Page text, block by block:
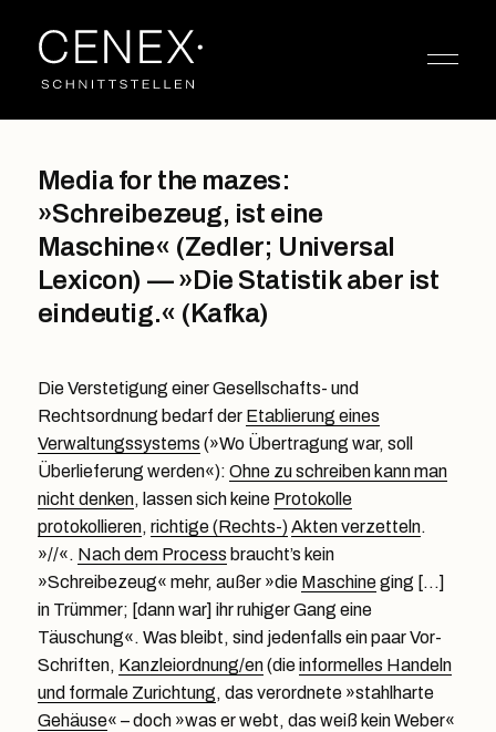
Media for the mazes:
»Schreibezeug, ist eine
Maschine« (Zedler; Universal
Lexicon) — »Die Statistik aber ist
eindeutig.« (Kafka)
Die Verstetigung einer Gesellschafts- und
Rechtsordnung bedarf der Etablierung eines
Verwaltungssystems (»Wo Übertragung war, soll
Überlieferung werden«): Ohne zu schreiben kann man
nicht denken, lassen sich keine Protokolle
protokollieren, richtige (Rechts-) Akten verzetteln.
»//«. Nach dem Process braucht’s kein
»Schreibezeug« mehr, außer »die Maschineging […]
in Trümmer; [dann war] ihr ruhiger Gang eine
Täuschung«. Was bleibt, sind jedenfalls ein paar Vor-
Schriften, Kanzleiordnung/en(dieinformelles Handeln
und formale Zurichtung, das verordnete »stahlharte
Gehäuse« – doch »was er webt, das weiß kein Weber«